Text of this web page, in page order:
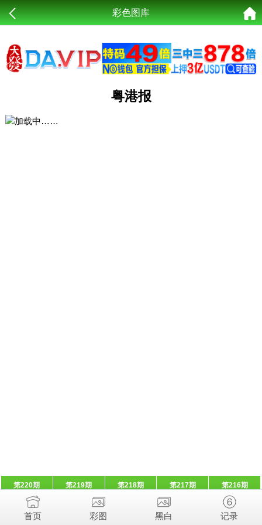
彩色图库
粤港报
第220期 第219期 第218期 第217期 第216期
首页 彩图 黑白 记录